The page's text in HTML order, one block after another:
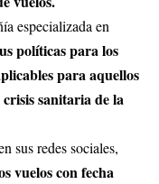
especializada en
políticas para los
para aquellos
sanitaria de la
sus redes sociales,
vuelos con fecha